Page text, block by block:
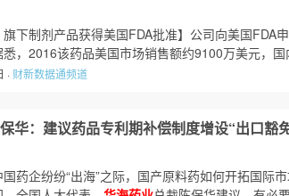
旗下制剂产品获得美国FDA批准】公司向美国FDA
悉，2016该药品美国市场销售额约9100万美元，
· 财新数据通频道
华：建议药品专利期补偿制度增设“出口豁
国药企纷纷“出海”之际，国产原料药如何开拓国际市